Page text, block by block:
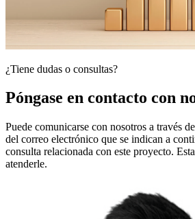
¿Tiene dudas o consultas?
Póngase en contacto con
Puede comunicarse con nosotros a través
del correo electrónico que se indican a
consulta relacionada con este proyecto.
atenderle.